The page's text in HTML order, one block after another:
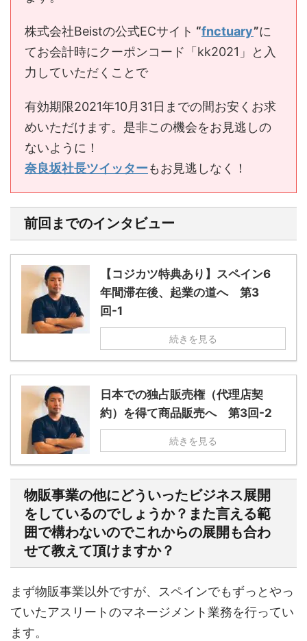
株式会社Beistの公式ECサイト “fnctuary”に
てお会計時にクーポンコード「kk2021」と入
力していただくことで
有効期限2021年10月31日までの間お安くお求
めいただけます。是非この機会をお見逃しの
ないように！
奈良坂社長ツイッターもお見逃しなく！
前回までのインタビュー
【コジカツ特典あり】スペイン6
年間滞在後、起業の道へ 第3
回-1
続きを見る
日本での独占販売権（代理店契
約）を得て商品販売へ 第3回-2
続きを見る
物販事業の他にどういったビジネス展開
をしているのでしょうか？また言える範
囲で構わないのでこれからの展開も合わ
せて教えて頂けますか？
まず物販事業以外ですが、スペインでもずっとやっ
ていたアスリートのマネージメント業務を行ってい
ます。